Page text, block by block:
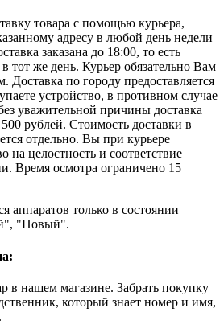
товара с помощью курьера,
адресу в любой день недели
заказана до 18:00, то есть
тот же день. Курьер обязательно Вам
Доставка по городу предоставляется
устройство, в противном случае
уважительной причины доставка
рублей. Стоимость доставки в
отдельно. Вы при курьере
на целостность и соответствие
Время осмотра ограничено 15
аппаратов только в состоянии
"Новый".
в нашем магазине. Забрать покупку
который знает номер и имя,